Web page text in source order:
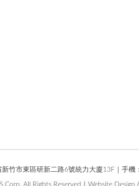
竹市東區研新二路6號統力大廈13F｜手
All Rights Reserved｜Website Design